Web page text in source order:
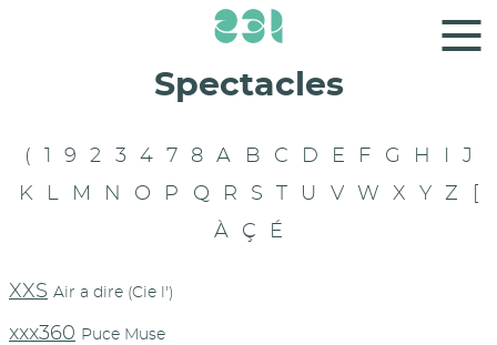
Panneau de gestion des cookies
Spectacles
( 9 2 3 4 7 8 A B C D E F G H
J
K
L M N O P Q R S U V W X Y Z
À
Ç É
XXS Air a dire (Cie l')
xxx360 Puce Muse